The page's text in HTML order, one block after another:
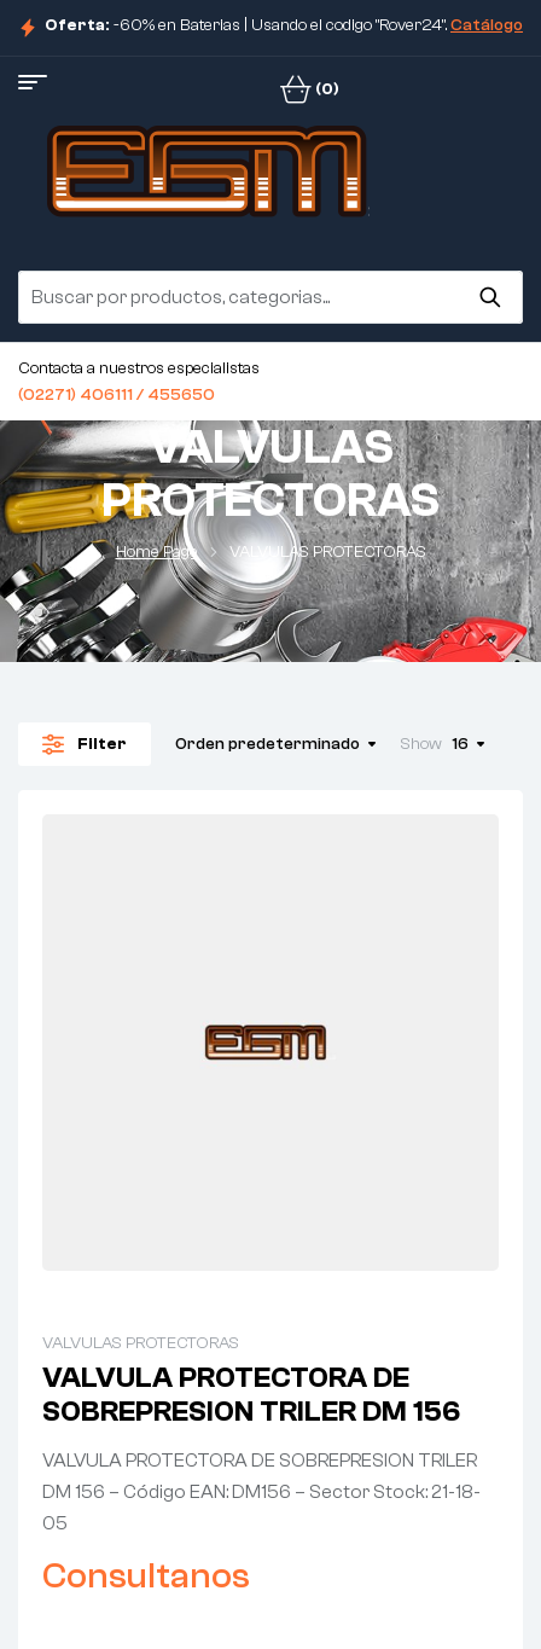
Oferta: -60% en Baterias | Usando el codigo "Rover24".Catálogo
(0)
Contacta a nuestros especialistas
(02271) 406111 / 455650
VALVULAS
PROTECTORAS
Home Page VALVULAS PROTECTORAS
Filter Orden predeterminado Show 16
VALVULAS PROTECTORAS
VALVULA PROTECTORA DE
SOBREPRESION TRILER DM 156
VALVULA PROTECTORA DE SOBREPRESION TRILER
DM 156 – Código EAN: DM156 – Sector Stock: 21-18-
05
Consultanos